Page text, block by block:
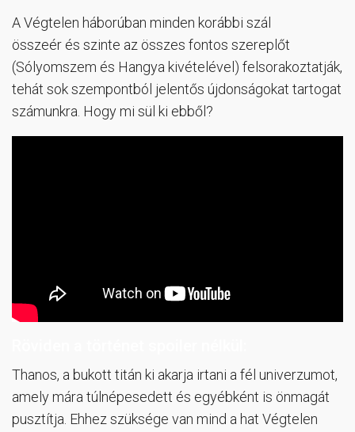
A Végtelen háborúban minden korábbi szál
összeér és szinte az összes fontos szereplőt
(Sólyomszem és Hangya kivételével) felsorakoztatják,
tehát sok szempontból jelentős újdonságokat tartogat
számunkra. Hogy mi sül ki ebből?
Thanos, a bukott titán ki akarja irtani a fél univerzumot,
amely mára túlnépesedett és egyébként is önmagát
pusztítja. Ehhez szüksége van mind a hat Végtelen